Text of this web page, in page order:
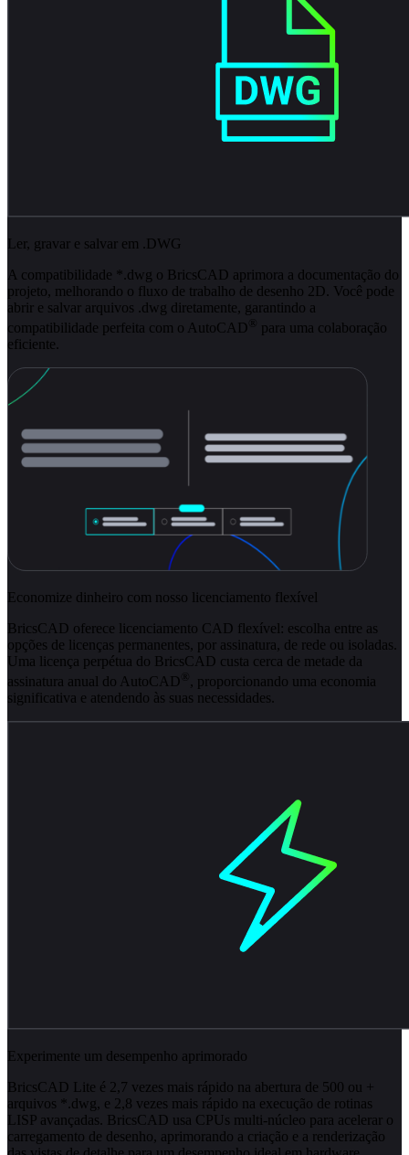
Ler, gravar e salvar em .DWG
A compatibilidade *.dwg o BricsCAD aprimora a documentação do
projeto, melhorando o fluxo de trabalho de desenho 2D. Você pode
abrir e salvar arquivos .dwg diretamente, garantindo a
compatibilidade perfeita com o AutoCAD ® para uma colaboração
eficiente.
Economize dinheiro com nosso licenciamento flexível
BricsCAD oferece licenciamento CAD flexível: escolha entre as
opções de licenças permanentes, por assinatura, de rede ou isoladas.
Uma licença perpétua do BricsCAD custa cerca de metade da
assinatura anual do AutoCAD ® , proporcionando uma economia
significativa e atendendo às suas necessidades.
Experimente um desempenho aprimorado
BricsCAD Lite é 2,7 vezes mais rápido na abertura de 500 ou +
arquivos *.dwg, e 2,8 vezes mais rápido na execução de rotinas
LISP avançadas. BricsCAD usa CPUs multi-núcleo para acelerar o
carregamento de desenho, aprimorando a criação e a renderização